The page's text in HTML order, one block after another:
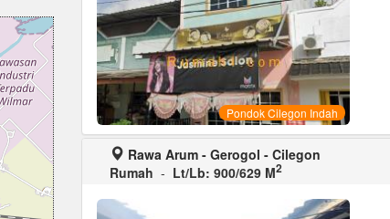
Pondok Cilegon Indah
Rawa Arum - Gerogol - Cilegon
Rumah - Lt/Lb: 900/629 M2